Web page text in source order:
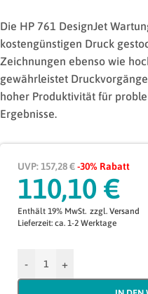
Die HP 761 DesignJet
kostengünstigen Druck
Zeichnungen ebenso wie
gewährleistet
hoher Produktivität für
Ergebnisse.
UVP: 157,28 €-30% Rabatt
110,10 €
Enthält 19% MwSt. zzgl. Versand
Lieferzeit: ca. 1-2 Werktage
- +